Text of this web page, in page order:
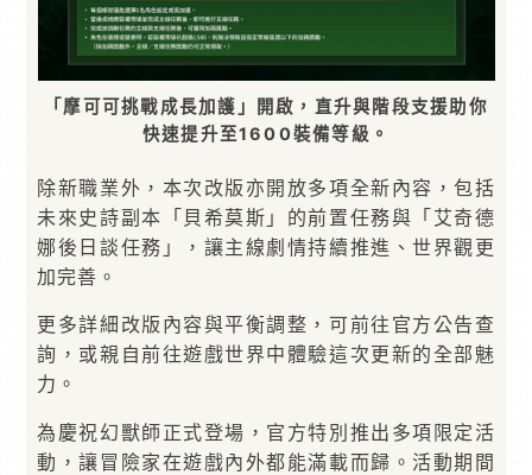
「摩可可挑戰成長加護」開啟，直升與階段支援助你
快速提升至1600裝備等級。
除新職業外，本次改版亦開放多項全新內容，包括
未來史詩副本「貝希莫斯」的前置任務與「艾奇德
娜後日談任務」，讓主線劇情持續推進、世界觀更
加完善。
更多詳細改版內容與平衡調整，可前往官方公告查
詢，或親自前往遊戲世界中體驗這次更新的全部魅
力。
為慶祝幻獸師正式登場，官方特別推出多項限定活
動，讓冒險家在遊戲內外都能滿載而歸。活動期間